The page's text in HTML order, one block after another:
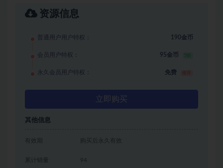
资源信息
普通用户用户特权： 190金币
会员用户特权： 95金币 5折
永久会员用户特权： 免费
立即购买
其他信息
有效期 购买后永久有效
累计销量 94